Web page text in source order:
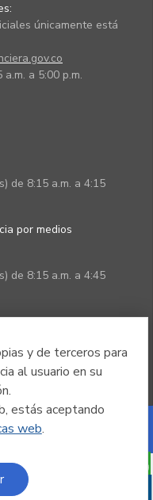
y de terceros para
al usuario en su
estás aceptando
web.
únicamente está
a 5:00 p.m.
de 8:15 a.m. a 4:15
por medios
de 8:15 a.m. a 4:45
Powered by Nexura